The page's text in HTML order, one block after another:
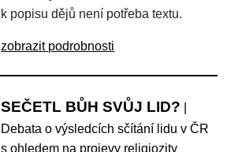
k popisu dějů není potřeba textu.
zobrazit podrobnosti
SEČETL BŮH SVŮJ LID?
Debata o výsledcích sčítání lidu v ČR
s ohledem na projevy religiozity